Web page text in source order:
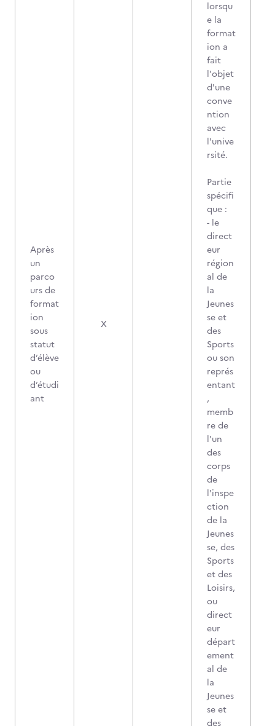
Après
un
parco
urs de
format
ion
sous
statut
d’élève
ou
d’étudi
ant
X
lorsqu
e la
format
ion a
fait
l'objet
d'une
conve
ntion
avec
l'unive
rsité.
Partie
spécifi
que :
- le
direct
eur
région
al de
la
Jeunes
se et
des
Sports
ou son
représ
entant
,
memb
re de
l'un
des
corps
de
l'inspe
ction
de la
Jeunes
se, des
Sports
et des
Loisirs,
ou
direct
eur
départ
ement
al de
la
Jeunes
se et
des